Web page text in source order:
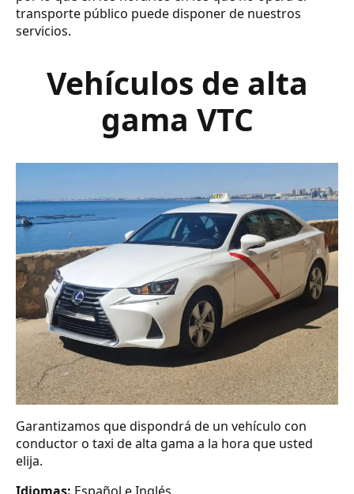
transporte público puede disponer de nuestros
servicios.
Vehículos de alta
gama VTC
Garantizamos que dispondrá de un vehículo con
conductor o taxi de alta gama a la hora que usted
elija.